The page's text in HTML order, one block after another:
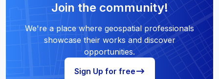
Join the community!
We're a place where geospatial professionals
showcase their works and discover
opportunities.
Sign Up for free